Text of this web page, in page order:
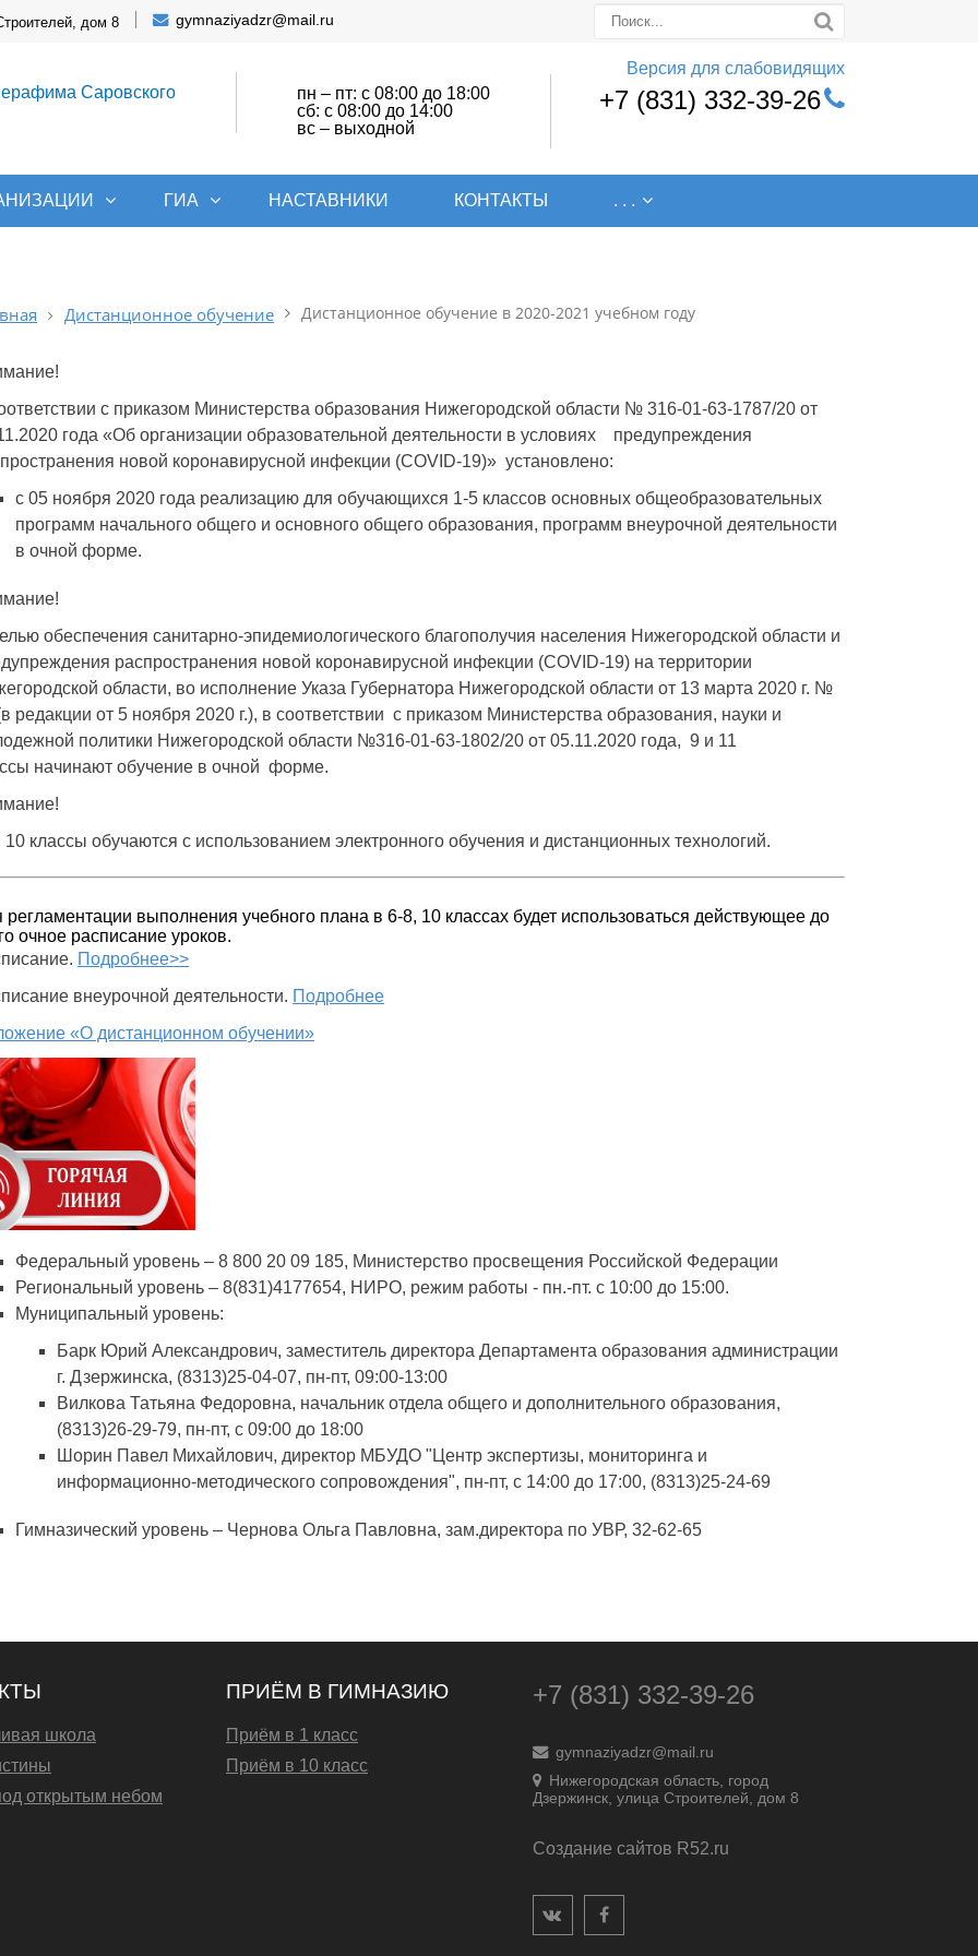
дом 8 gymnaziyadzr@mail.ru
Версия для слабовидящих
+7 (831) 332-39-26
пн – пт: с 08:00 до 18:00
сб: с 08:00 до 14:00
вс – выходной
Саровского
ГИА НАСТАВНИКИ КОНТАКТЫ . . .
- В ВК
ВНИМАНИЕ:
СПОНСОР ГИМНАЗИИ
Дистанционное обучение Дистанционное обучение в 2020-2021 учебном году
с приказом Министерства образования Нижегородской области № 316-01-63-1787/20 от
года «Об организации образовательной деятельности в условиях предупреждения
новой коронавирусной инфекции (COVID-19)» установлено:
с 05 ноября 2020 года реализацию для обучающихся 1-5 классов основных общеобразовательных
программ начального общего и основного общего образования, программ внеурочной деятельности
в очной форме.
обеспечения санитарно-эпидемиологического благополучия населения Нижегородской области и
распространения новой коронавирусной инфекции (COVID-19) на территории
области, во исполнение Указа Губернатора Нижегородской области от 13 марта 2020 г. №
редакции от 5 ноября 2020 г.), в соответствии с приказом Министерства образования, науки и
политики Нижегородской области №316-01-63-1802/20 от 05.11.2020 года, 9 и 11
начинают обучение в очной форме.
10 классы обучаются с использованием электронного обучения и дистанционных технологий.
регламентации выполнения учебного плана в 6-8, 10 классах будет использоваться действующее до
очное расписание уроков.
Подробнее>>
внеурочной деятельности. Подробнее
«О дистанционном обучении»
Федеральный уровень – 8 800 20 09 185, Министерство просвещения Российской Федерации
Региональный уровень – 8(831)4177654, НИРО, режим работы - пн.-пт. с 10:00 до 15:00.
Муниципальный уровень:
Барк Юрий Александрович, заместитель директора Департамента образования администрации
г. Дзержинска, (8313)25-04-07, пн-пт, 09:00-13:00
Вилкова Татьяна Федоровна, начальник отдела общего и дополнительного образования,
(8313)26-29-79, пн-пт, с 09:00 до 18:00
Шорин Павел Михайлович, директор МБУДО "Центр экспертизы, мониторинга и
информационно-методического сопровождения", пн-пт, с 14:00 до 17:00, (8313)25-24-69
Гимназический уровень – Чернова Ольга Павловна, зам.директора по УВР, 32-62-65
+7 (831) 332-39-26
gymnaziyadzr@mail.ru
Нижегородская область, город
Дзержинск, улица Строителей, дом 8
Создание сайтов R52.ru
школа
открытым небом
ПРИЁМ В ГИМНАЗИЮ
Приём в 1 класс
Приём в 10 класс